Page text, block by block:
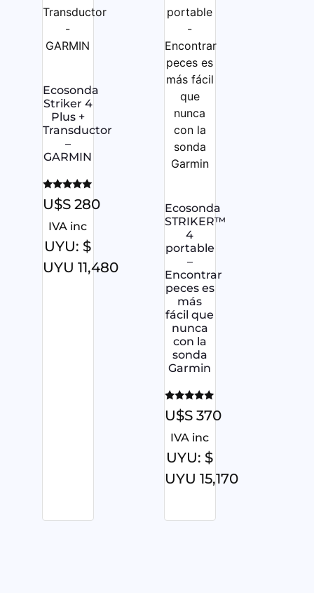
Ecosonda
Striker 4
Plus +
Transductor
–
GARMIN
Valorado
con
de 5
U$S 280
IVA inc
UYU: $
UYU 11,480
Ecosonda
STRIKER™
4
portable
–
Encontrar
peces es
más
fácil que
nunca
con la
sonda
Garmin
Valorado
con
de 5
U$S 370
IVA inc
UYU: $
UYU 15,170